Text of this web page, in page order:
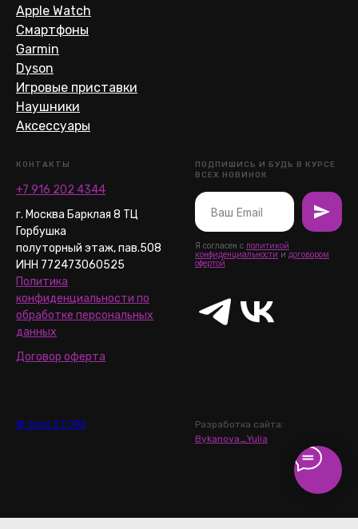
Apple Watch
Смартфоны
Garmin
Dyson
Игровые приставки
Наушники
Аксессуары
КОНТАКТЫ
+7 916 202 4344
г. Москва Барклая 8 ТЦ
Горбушка
полуторный этаж, пав.508
ИНН 772473060525
Политика
конфиденциальности по
обработке персональных
данных
Договор оферта
ПОДПИШИСЬ И БУДЬ В КУРСЕ
ВСЕХ НОВИНОК
Я согласен с политикой
конфиденциальности и договором
офертой
© Gulai.STORE
Разработка сайта:
Bykanova_Yulia